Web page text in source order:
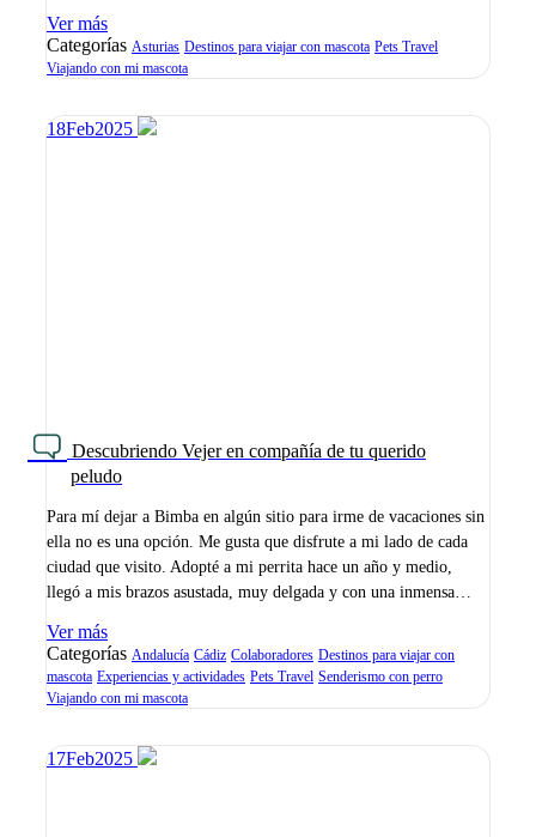
Ver más
Categorías Asturias Destinos para viajar con mascota Pets Travel
Viajando con mi mascota
18Feb2025
Descubriendo Vejer en compañía de tu querido
peludo
Para mí dejar a Bimba en algún sitio para irme de vacaciones sin
ella no es una opción. Me gusta que disfrute a mi lado de cada
ciudad que visito. Adopté a mi perrita hace un año y medio,
llegó a mis brazos asustada, muy delgada y con una inmensa…
Ver más
Categorías Andalucía Cádiz Colaboradores Destinos para viajar con
mascota Experiencias y actividades Pets Travel Senderismo con perro
Viajando con mi mascota
17Feb2025